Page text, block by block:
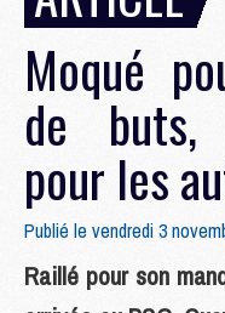
Moqué
de buts,
pour les
Publié le vendredi 3
Raillé pour son